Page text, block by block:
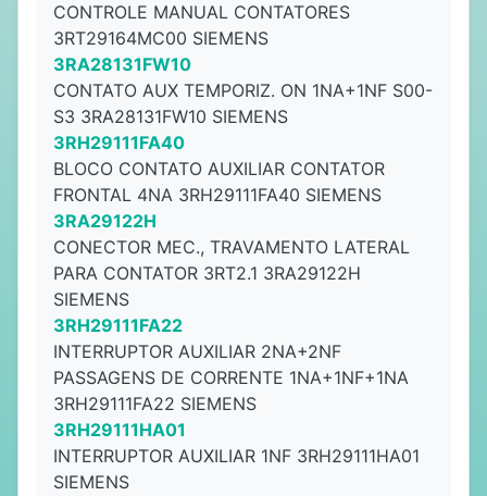
CONTROLE MANUAL CONTATORES
3RT29164MC00 SIEMENS
3RA28131FW10
CONTATO AUX TEMPORIZ. ON 1NA+1NF S00-
S3 3RA28131FW10 SIEMENS
3RH29111FA40
BLOCO CONTATO AUXILIAR CONTATOR
FRONTAL 4NA 3RH29111FA40 SIEMENS
3RA29122H
CONECTOR MEC., TRAVAMENTO LATERAL
PARA CONTATOR 3RT2.1 3RA29122H
SIEMENS
3RH29111FA22
INTERRUPTOR AUXILIAR 2NA+2NF
PASSAGENS DE CORRENTE 1NA+1NF+1NA
3RH29111FA22 SIEMENS
3RH29111HA01
INTERRUPTOR AUXILIAR 1NF 3RH29111HA01
SIEMENS